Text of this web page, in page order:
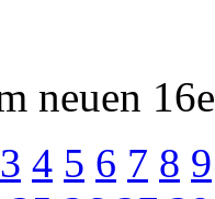
neuen
3 4 5 6 7 8 9